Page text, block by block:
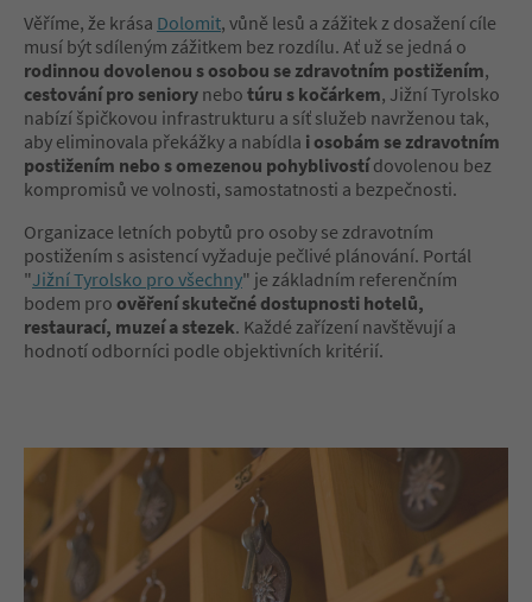
Věříme, že krása Dolomit, vůně lesů a zážitek z dosažení cíle
musí být sdíleným zážitkem bez rozdílu. Ať už se jedná o
rodinnou dovolenou s osobou se zdravotním postižením,
cestování pro seniory nebo túru s kočárkem, Jižní Tyrolsko
nabízí špičkovou infrastrukturu a síť služeb navrženou tak,
aby eliminovala překážky a nabídla i osobám se zdravotním
postižením nebo s omezenou pohyblivostídovolenou bez
kompromisů ve volnosti, samostatnosti a bezpečnosti.
Organizace letních pobytů pro osoby se zdravotním
postižením s asistencí vyžaduje pečlivé plánování. Portál
"Jižní Tyrolsko pro všechny" je základním referenčním
bodem pro ověření skutečné dostupnosti hotelů,
restaurací, muzeí a stezek. Každé zařízení navštěvují a
hodnotí odborníci podle objektivních kritérií.